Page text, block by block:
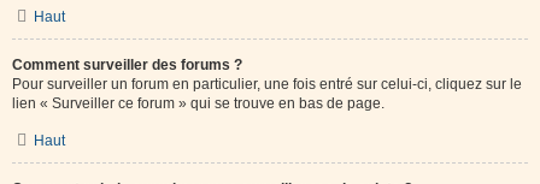
Haut
Comment surveiller des forums ?
Pour surveiller un forum en particulier, une fois entré sur celui-ci, cliquez sur le
lien « Surveiller ce forum » qui se trouve en bas de page.
Haut